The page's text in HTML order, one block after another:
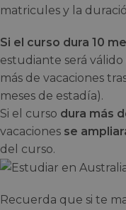
matricules y la
Si el curso dura 10
estudiante será válido
más de vacaciones
meses de estadía).
Si el curso dura más
vacaciones se
del curso.
Recuerda que si te